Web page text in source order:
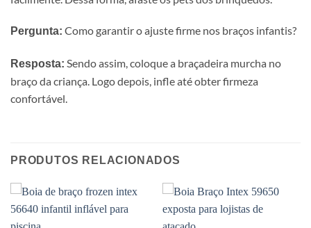
Pergunta: Como garantir o ajuste firme nos braços infantis?
Resposta: Sendo assim, coloque a braçadeira murcha no
braço da criança. Logo depois, infle até obter firmeza
confortável.
PRODUTOS RELACIONADOS